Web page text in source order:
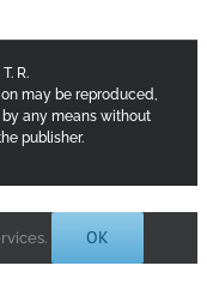
R.
may be reproduced,
any means without
publisher.
OK